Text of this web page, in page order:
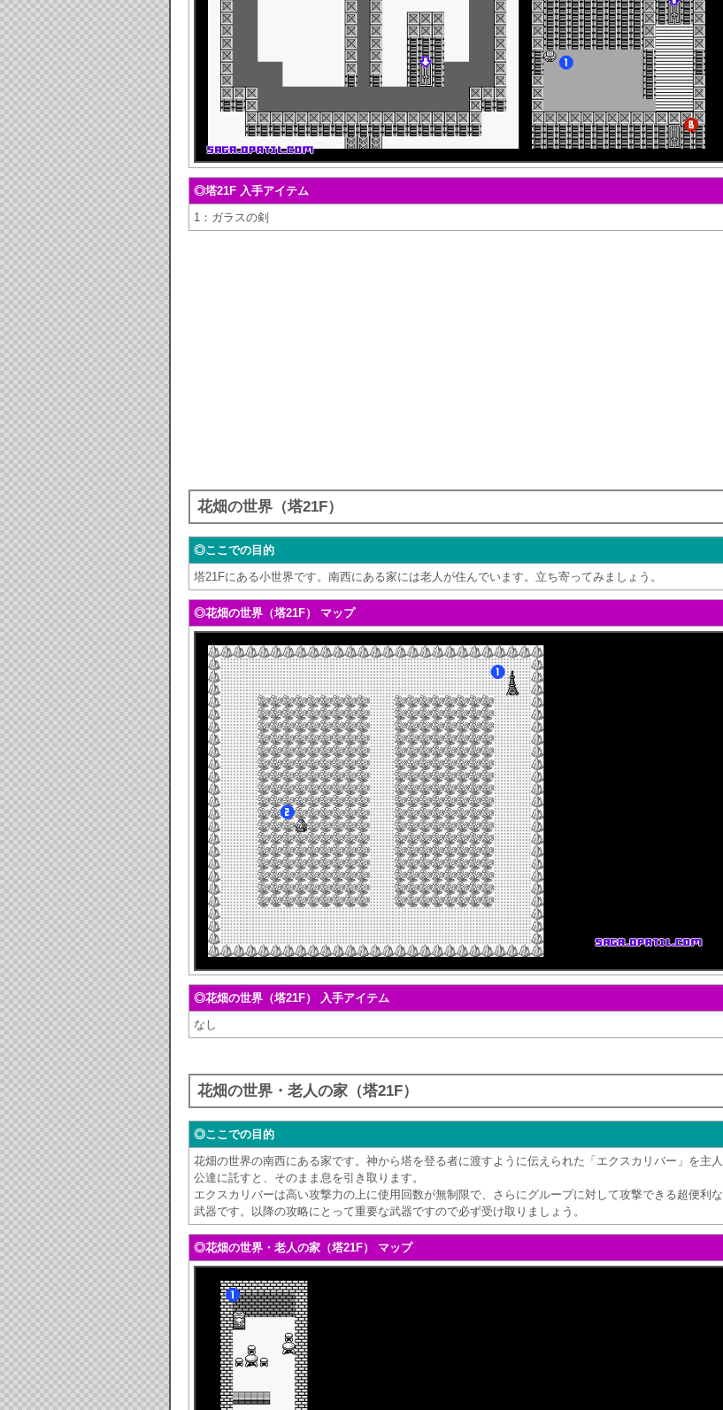
◎塔21F 入手アイテム
1：ガラスの剣
花畑の世界（塔21F）
◎ここでの目的
塔21Fにある小世界です。南西にある家には老人が住んでいます。立ち寄ってみましょう。
◎花畑の世界（塔21F） マップ
◎花畑の世界（塔21F） 入手アイテム
なし
花畑の世界・老人の家（塔21F）
◎ここでの目的
花畑の世界の南西にある家です。神から塔を登る者に渡すように伝えられた「エクスカリバー」を主人
公達に託すと、そのまま息を引き取ります。
エクスカリバーは高い攻撃力の上に使用回数が無制限で、さらにグループに対して攻撃できる超便利な
武器です。以降の攻略にとって重要な武器ですので必ず受け取りましょう。
◎花畑の世界・老人の家（塔21F） マップ